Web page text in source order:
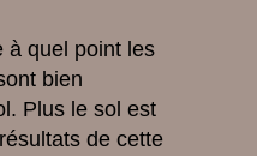
à quel point les
bien
Plus le sol est
de cette